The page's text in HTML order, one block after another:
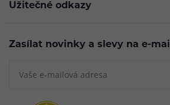
Užitečné odkazy
Zasílat novinky a slevy na e-mail